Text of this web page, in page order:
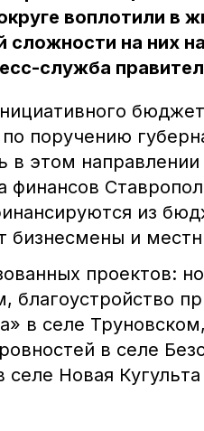
воплотили в
сложности на них
служба
поручению
в этом
финансов
из
бизнесмены и
проектов:
благоустройство
в селе
в селе
селе Новая